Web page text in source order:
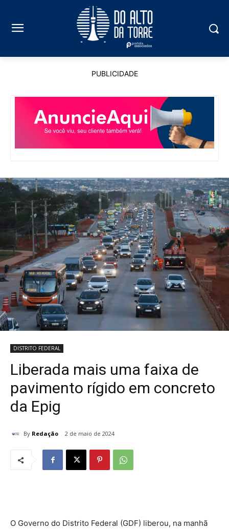
PUBLICIDADE
DISTRITO FEDERAL
Liberada mais uma faixa de
pavimento rígido em concreto
da Epig
By Redação 2 de maio de 2024
O Governo do Distrito Federal (GDF) liberou, na manhã